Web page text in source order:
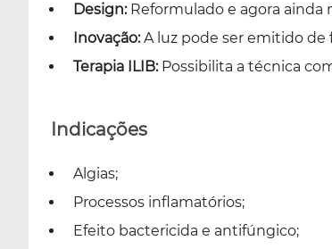
Design:Reformulado e agora ainda
Inovação:A luz pode ser emitido de
Terapia ILIB:Possibilita a técnica
Indicações
Algias;
Processos inflamatórios;
Efeito bactericida e antifúngico;